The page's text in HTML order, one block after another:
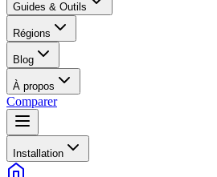
Guides & Outils
Régions
Blog
À propos
Comparer
Installation